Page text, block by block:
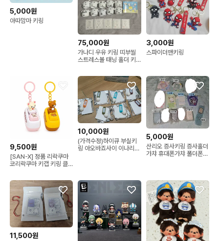
5,000원
아따맘마 키링
75,000원
가나디 우유 키링 띠부씰
스트레스볼 태닝 홀더 키
3,000원
스파이더맨키링
9,500원
[SAN-X] 정품 리락쿠마
코리락쿠마 키캡 키링 클
10,000원
(가격수정)하이큐 부실키
링 아오바죠사이 이나리자
5,000원
산리오 증사키링 증사홀더
가챠 휴대폰가챠 폴더폰가
11,500원